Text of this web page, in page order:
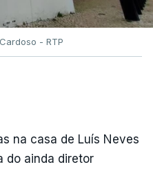
- RTP
na casa de Luís Neves
do ainda diretor